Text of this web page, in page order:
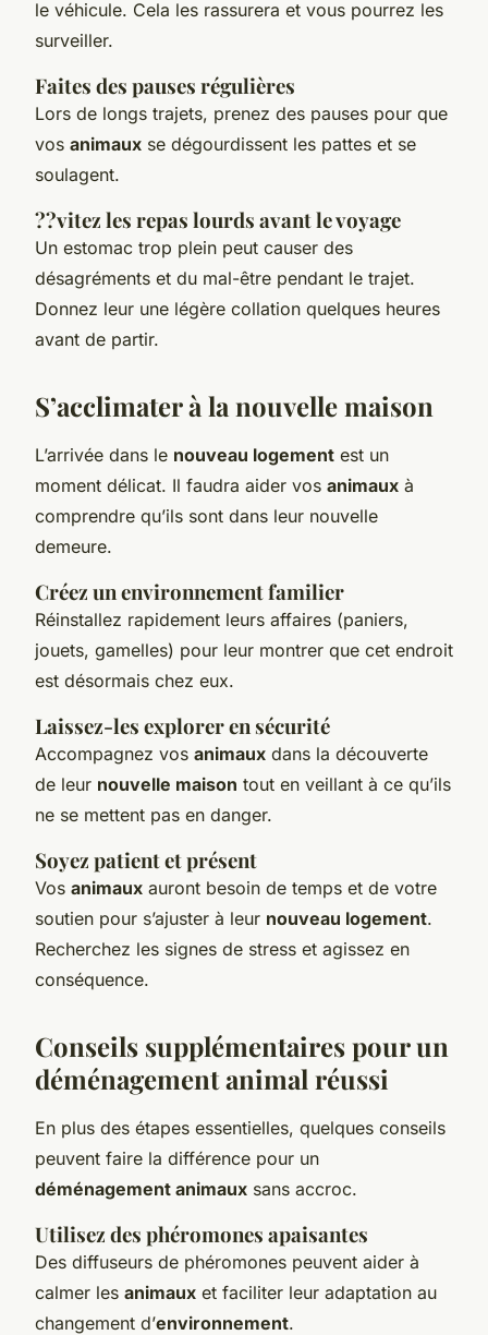
le véhicule. Cela les rassurera et vous pourrez les
surveiller.
Faites des pauses régulières
Lors de longs trajets, prenez des pauses pour que
vos animaux se dégourdissent les pattes et se
soulagent.
??vitez les repas lourds avant le voyage
Un estomac trop plein peut causer des
désagréments et du mal-être pendant le trajet.
Donnez leur une légère collation quelques heures
avant de partir.
S’acclimater à la nouvelle maison
L’arrivée dans le nouveau logement est un
moment délicat. Il faudra aider vos animaux à
comprendre qu’ils sont dans leur nouvelle
demeure.
Créez un environnement familier
Réinstallez rapidement leurs affaires (paniers,
jouets, gamelles) pour leur montrer que cet endroit
est désormais chez eux.
Laissez-les explorer en sécurité
Accompagnez vos animaux dans la découverte
de leur nouvelle maison tout en veillant à ce qu’ils
ne se mettent pas en danger.
Soyez patient et présent
Vos animaux auront besoin de temps et de votre
soutien pour s’ajuster à leur nouveau logement.
Recherchez les signes de stress et agissez en
conséquence.
Conseils supplémentaires pour un
déménagement animal réussi
En plus des étapes essentielles, quelques conseils
peuvent faire la différence pour un
déménagement animaux sans accroc.
Utilisez des phéromones apaisantes
Des diffuseurs de phéromones peuvent aider à
calmer les animaux et faciliter leur adaptation au
changement d’environnement.